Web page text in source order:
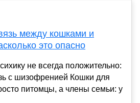
между кошками и
это опасно
не всегда положительно:
с шизофренией Кошки для
питомцы, а члены семьи: у